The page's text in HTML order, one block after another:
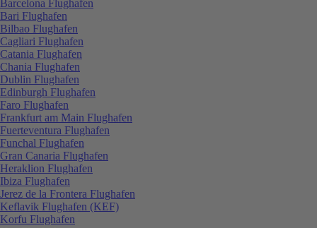
Barcelona Flughafen
Bari Flughafen
Bilbao Flughafen
Cagliari Flughafen
Catania Flughafen
Chania Flughafen
Dublin Flughafen
Edinburgh Flughafen
Faro Flughafen
Frankfurt am Main Flughafen
Fuerteventura Flughafen
Funchal Flughafen
Gran Canaria Flughafen
Heraklion Flughafen
Ibiza Flughafen
Jerez de la Frontera Flughafen
Keflavik Flughafen (KEF)
Korfu Flughafen